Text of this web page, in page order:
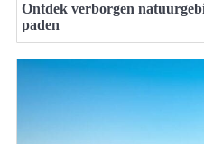
Ontdek verborgen
paden